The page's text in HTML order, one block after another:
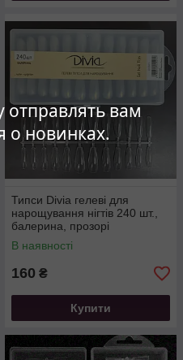
отправлять вам
о новинках.
Типси Divia гелеві для
нарощування нігтів 240 шт.,
балерина, прозорі
В наявності
160 ₴
Купити